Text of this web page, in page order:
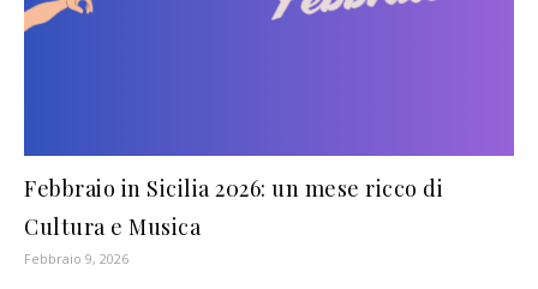
Febbraio in Sicilia 2026: un mese ricco di
Cultura e Musica
Febbraio 9, 2026